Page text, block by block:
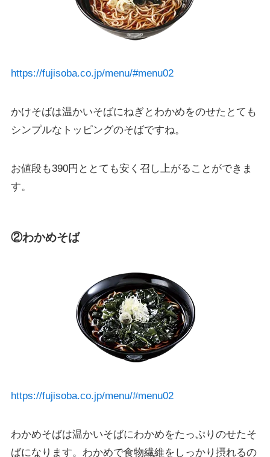
https://fujisoba.co.jp/menu/#menu02
かけそばは温かいそばにねぎとわかめをのせたとても
シンプルなトッピングのそばですね。
お値段も390円ととても安く召し上がることができま
す。
②わかめそば
https://fujisoba.co.jp/menu/#menu02
わかめそばは温かいそばにわかめをたっぷりのせたそ
ばになります。わかめで食物繊維をしっかり摂れるの